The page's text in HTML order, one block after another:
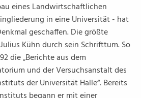
eines Landwirtschaftlichen
in eine Universität - hat
geschaffen. Die größte
Kühn durch sein Schrifttum. So
die „Berichte aus dem
und der Versuchsanstalt des
der Universität Halle“. Bereits